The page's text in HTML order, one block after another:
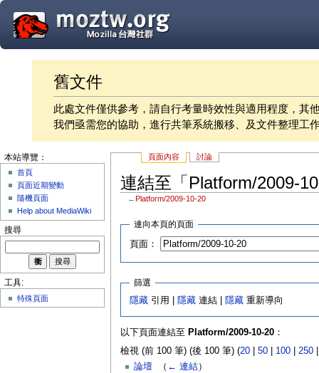
舊文件
此處文件僅供參考，請自行考量時效性與適用程度，其
我們亟需您的協助，進行共筆系統搬移、及文件整理工
頁面內容 討論
連結至「Platform/2009-
← Platform/2009-10-20
連向本頁的頁面
頁面：
篩選
隱藏 引用 | 隱藏 連結 | 隱藏 重新導向
以下頁面連結至 Platform/2009-10-20：
檢視 (前 100 筆) (後 100 筆) (20| 50| 100| 250
論壇
（ ← 連結）
本站導覽：
首頁
頁面近期變動
隨機頁面
Help about MediaWiki
搜尋
工具:
特殊頁面